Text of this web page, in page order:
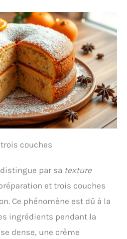
couches
par sa texture
et trois couches
Ce phénomène est dû à la
ingrédients pendant la
dense, une crème